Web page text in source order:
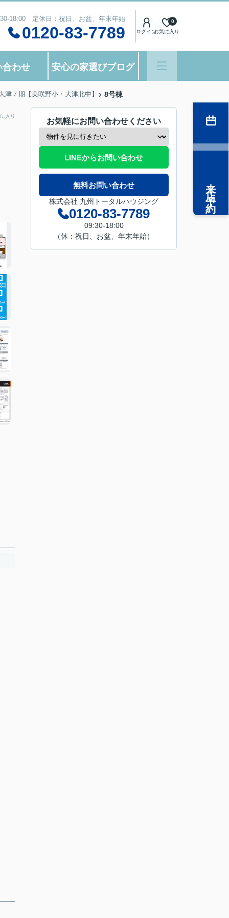
18:00 定休日：祝日、お盆、年末年始
0120-83-7789 ログインお気に入り
0
合わせ 安心の家選びブログ
７期【美咲野小・大津北中】 8号棟
入り
お気軽にお問い合わせください
LINEからお問い合わせ
無料お問い合わせ
株式会社 九州トータルハウジング
0120-83-7789
09:30-18:00
（休：祝日、お盆、年末年始）
来店予約